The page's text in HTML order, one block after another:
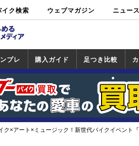
イク検索
バイ
新車検
ログ検
ップ検
ウェブマガジン ニュース
プレ
プレ
ンフ
ィ
購入ガイド
一覧
足つき比較
ホ
ヤ
ス
ク×アート×ミュージック！新世代バイクイベント